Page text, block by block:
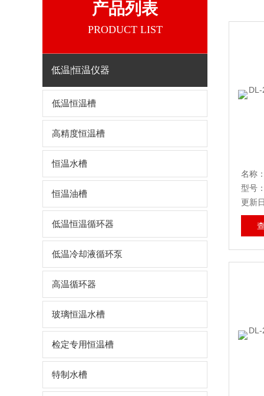
产品列表
PRODUCT LIST
低温|恒温仪器
低温恒温槽
高精度恒温槽
恒温水槽
恒温油槽
低温恒温循环器
低温冷却液循环泵
高温循环器
玻璃恒温水槽
检定专用恒温槽
特制水槽
型号
更新